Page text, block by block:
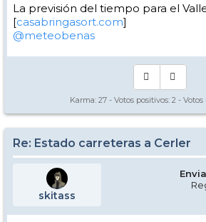
La previsión del tiempo para el
[casabringasort.com]
@meteobenas
Karma: 27 - Votos positivos: 2 - Votos
Re: Estado carreteras a Cerler
skitass